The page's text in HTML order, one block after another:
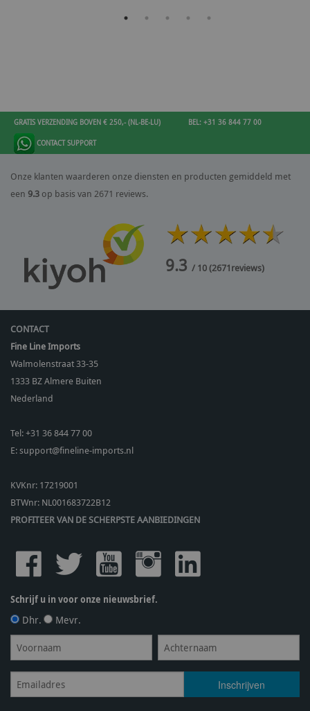
GRATIS VERZENDING BOVEN € 250,- (NL-BE-LU) BEL: +31 36 844 77 00
CONTACT SUPPORT
Onze klanten waarderen onze diensten en producten gemiddeld met
een 9.3 op basis van 2671 reviews.
9.3 / 10(2671reviews)
CONTACT
Fine Line Imports
Walmolenstraat 33-35
1333 BZAlmere Buiten
Nederland
Tel:+31 36 844 77 00
E:support@fineline-imports.nl
KVKnr: 17219001
BTWnr: NL001683722B12
PROFITEER VAN DE SCHERPSTE AANBIEDINGEN
Schrijf u in voor onze nieuwsbrief.
Dhr. Mevr.